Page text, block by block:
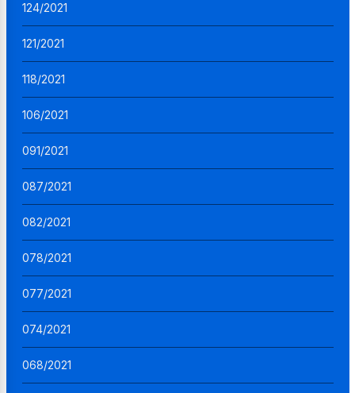
124/2021
121/2021
118/2021
106/2021
091/2021
087/2021
082/2021
078/2021
077/2021
074/2021
068/2021